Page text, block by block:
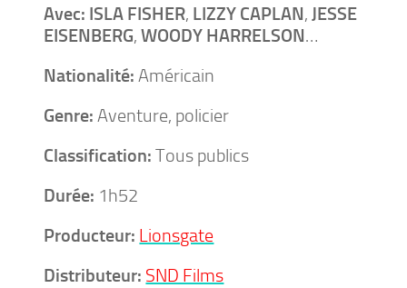
Avec: ISLA FISHER, LIZZY CAPLAN,JESSE
EISENBERG,WOODY HARRELSON…
Nationalité: Américain
Genre: Aventure, policier
Classification: Tous publics
Durée: 1h52
Producteur: Lionsgate
Distributeur: SND Films